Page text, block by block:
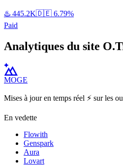
♨️ 445.2K🇩🇪 6.79%
Paid
Analytiques du site
MOGE
Mises à jour en temps réel ⚡️ sur les
En vedette
Flowith
Genspark
Aura
Lovart